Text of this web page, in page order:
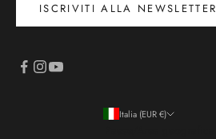
ISCRIVITI ALLA NEWSLETTER
Italia (EUR €)